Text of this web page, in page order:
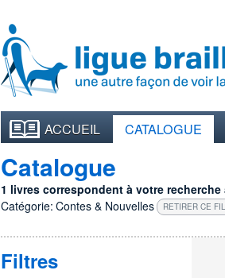
ACCUEIL CATALOGUE
Catalogue
1 livres correspondent à votre
Catégorie: Contes & Nouvelles RETIRER CE
Filtres